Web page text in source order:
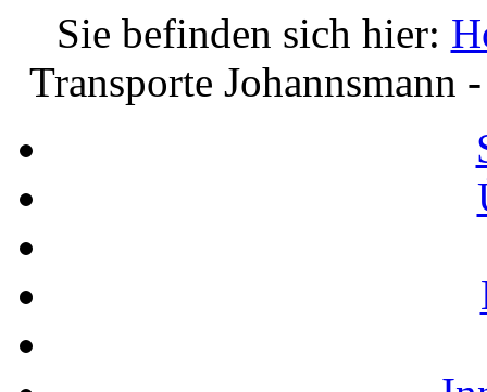
Sie befinden sich hier:
Transporte Johannsmann